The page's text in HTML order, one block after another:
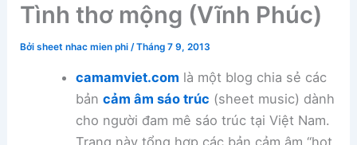
Tình thơ mộng (Vĩnh Phúc)
Bởisheet nhac mien phi/Tháng 7 9, 2013
camamviet.com là một blog chia sẻ các
bản cảm âm sáo trúc (sheet music) dành
cho người đam mê sáo trúc tại Việt Nam.